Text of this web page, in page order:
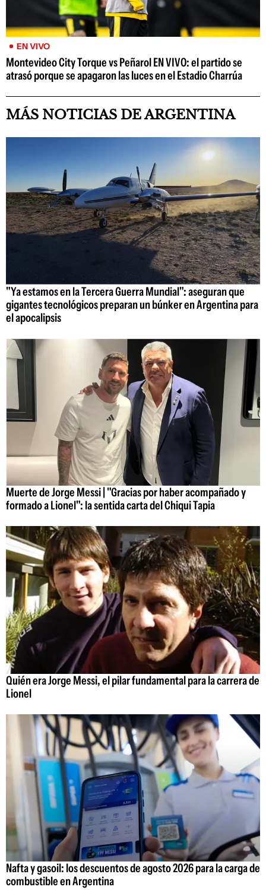
EN VIVO
Montevideo City Torque vs Peñarol EN VIVO: el partido se
atrasó porque se apagaron las luces en el Estadio Charrúa
MÁS NOTICIAS DE ARGENTINA
"Ya estamos en la Tercera Guerra Mundial": aseguran que
gigantes tecnológicos preparan un búnker en Argentina para
el apocalipsis
Muerte de Jorge Messi | "Gracias por haber acompañado y
formado a Lionel": la sentida carta del Chiqui Tapia
Quién era Jorge Messi, el pilar fundamental para la carrera de
Lionel
Nafta y gasoil: los descuentos de agosto 2026 para la carga de
combustible en Argentina